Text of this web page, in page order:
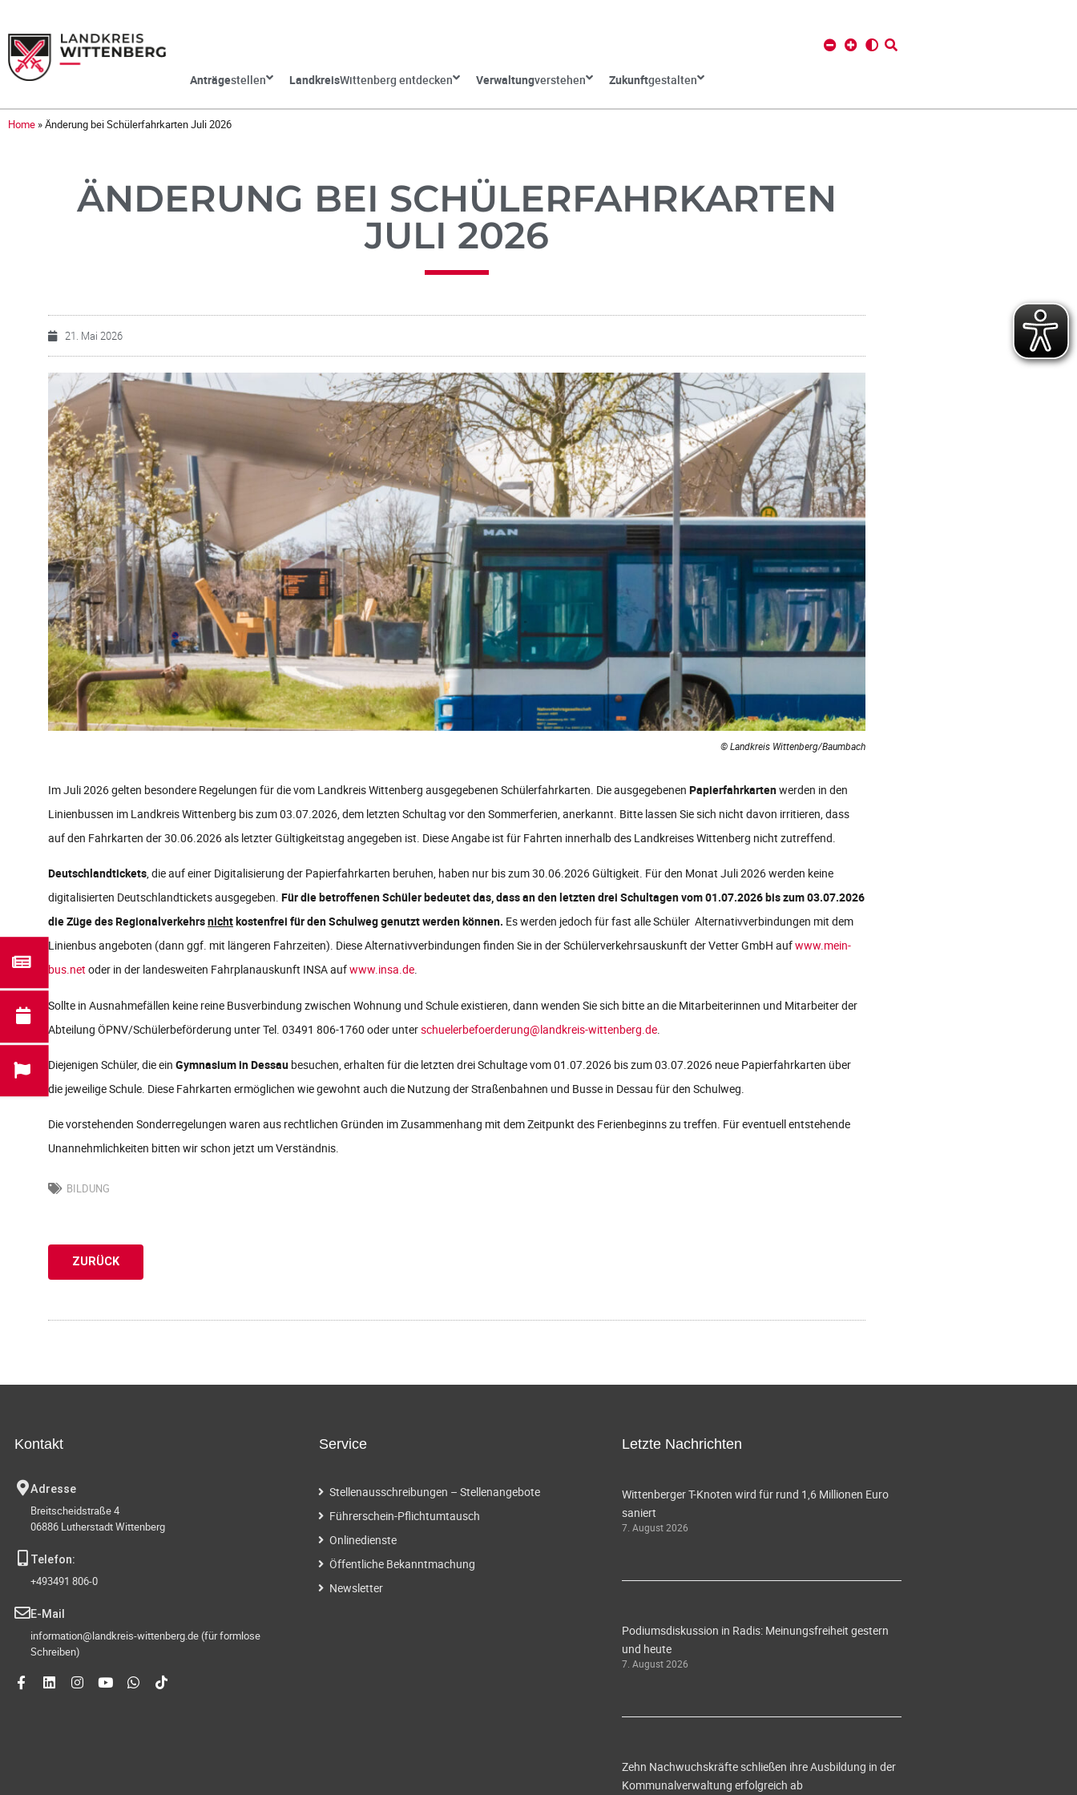
Anträgestellen LandkreisWittenberg entdecken Verwaltungverstehen Zukunftgestalten
Home »Änderung bei Schülerfahrkarten Juli 2026
ÄNDERUNG BEI SCHÜLERFAHRKARTEN
JULI 2026
21. Mai 2026
© Landkreis Wittenberg/Baumbach
Im Juli 2026 gelten besondere Regelungen für die vom Landkreis Wittenberg ausgegebenen Schülerfahrkarten. Die ausgegebenen Papierfahrkartenwerden in den
Linienbussen im Landkreis Wittenberg bis zum 03.07.2026, dem letzten Schultag vor den Sommerferien, anerkannt. Bitte lassen Sie sich nicht davon irritieren, dass
auf den Fahrkarten der 30.06.2026 als letzter Gültigkeitstag angegeben ist. Diese Angabe ist für Fahrten innerhalb des Landkreises Wittenberg nicht zutreffend.
Deutschlandtickets, die auf einer Digitalisierung der Papierfahrkarten beruhen, haben nur bis zum 30.06.2026 Gültigkeit. Für den Monat Juli 2026 werden keine
digitalisierten Deutschlandtickets ausgegeben. Für die betroffenen Schüler bedeutet das, dass an den letzten drei Schultagen vom 01.07.2026 bis zum 03.07.2026
die Züge des Regionalverkehrsnichtkostenfrei für den Schulweg genutzt werden können. Es werden jedoch für fast alle Schüler Alternativverbindungen mit dem
Linienbus angeboten (dann ggf. mit längeren Fahrzeiten). Diese Alternativverbindungen finden Sie in der Schülerverkehrsauskunft der Vetter GmbH aufwww.mein-
bus.net oder in der landesweiten Fahrplanauskunft INSA aufwww.insa.de.
Sollte in Ausnahmefällen keine reine Busverbindung zwischen Wohnung und Schule existieren, dann wenden Sie sich bitte an die Mitarbeiterinnen und Mitarbeiter der
Abteilung ÖPNV/Schülerbeförderung unter Tel. 03491 806-1760 oder unterschuelerbefoerderung@landkreis-wittenberg.de
Diejenigen Schüler, die ein Gymnasium in Dessau besuchen, erhalten für die letzten drei Schultage vom 01.07.2026 bis zum 03.07.2026 neue Papierfahrkarten über
die jeweilige Schule. Diese Fahrkarten ermöglichen wie gewohnt auch die Nutzung der Straßenbahnen und Busse in Dessau für den Schulweg.
Die vorstehenden Sonderregelungen waren aus rechtlichen Gründen im Zusammenhang mit dem Zeitpunkt des Ferienbeginns zu treffen. Für eventuell entstehende
Unannehmlichkeiten bitten wir schon jetzt um Verständnis.
BILDUNG
ZURÜCK
Kontakt
Adresse
Breitscheidstraße 4
06886 Lutherstadt Wittenberg
Telefon:
+493491 806-0
E-Mail
information@landkreis-wittenberg.de (für formlose
Schreiben)
Service
Stellenausschreibungen – Stellenangebote
Führerschein-Pflichtumtausch
Onlinedienste
Öffentliche Bekanntmachung
Newsletter
Letzte Nachrichten
Wittenberger T-Knoten wird für rund 1,6 Millionen Euro
saniert
7. August 2026
Podiumsdiskussion in Radis: Meinungsfreiheit gestern
und heute
7. August 2026
Zehn Nachwuchskräfte schließen ihre Ausbildung in der
Kommunalverwaltung erfolgreich ab